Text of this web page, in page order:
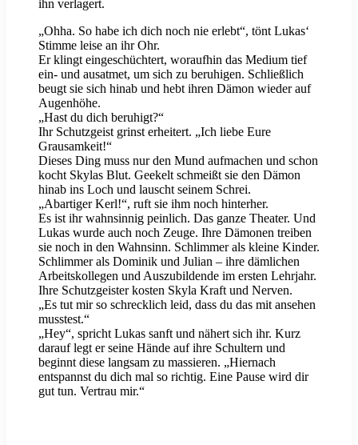
ihn verlagert.
„Ohha. So habe ich dich noch nie erlebt“, tönt Lukas‘
Stimme leise an ihr Ohr.
Er klingt eingeschüchtert, woraufhin das Medium tief
ein- und ausatmet, um sich zu beruhigen. Schließlich
beugt sie sich hinab und hebt ihren Dämon wieder auf
Augenhöhe.
„Hast du dich beruhigt?“
Ihr Schutzgeist grinst erheitert. „Ich liebe Eure
Grausamkeit!“
Dieses Ding muss nur den Mund aufmachen und schon
kocht Skylas Blut. Geekelt schmeißt sie den Dämon
hinab ins Loch und lauscht seinem Schrei.
„Abartiger Kerl!“, ruft sie ihm noch hinterher.
Es ist ihr wahnsinnig peinlich. Das ganze Theater. Und
Lukas wurde auch noch Zeuge. Ihre Dämonen treiben
sie noch in den Wahnsinn. Schlimmer als kleine Kinder.
Schlimmer als Dominik und Julian – ihre dämlichen
Arbeitskollegen und Auszubildende im ersten Lehrjahr.
Ihre Schutzgeister kosten Skyla Kraft und Nerven.
„Es tut mir so schrecklich leid, dass du das mit ansehen
musstest.“
„Hey“, spricht Lukas sanft und nähert sich ihr. Kurz
darauf legt er seine Hände auf ihre Schultern und
beginnt diese langsam zu massieren. „Hiernach
entspannst du dich mal so richtig. Eine Pause wird dir
gut tun. Vertrau mir.“